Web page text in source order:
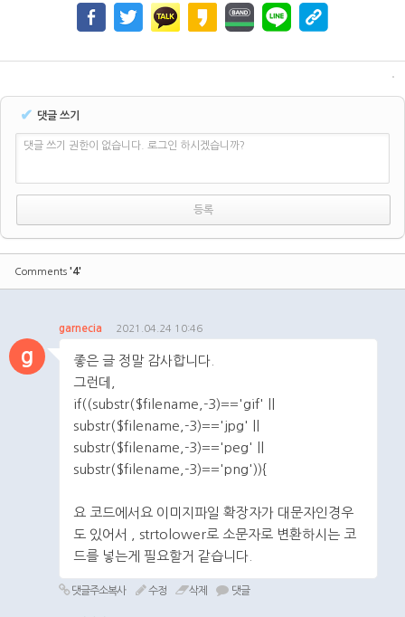
✔ 댓글 쓰기
댓글 쓰기 권한이 없습니다. 로그인 하시겠습니까?
Comments '4'
g
garnecia 2021.04.24 10:46
좋은 글 정말 감사합니다.
그런데,
if((substr($filename,-3)=='gif' ||
substr($filename,-3)=='jpg' ||
substr($filename,-3)=='peg' ||
substr($filename,-3)=='png')){
요 코드에서요 이미지파일 확장자가 대문자인경우
도 있어서 , strtolower로 소문자로 변환하시는 코
드를 넣는게 필요할거 같습니다.
댓글주소복사 수정 삭제 댓글